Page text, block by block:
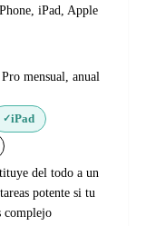
iPad, Apple
mensual, anual
✓iPad
del todo a un
potente si tu
complejo